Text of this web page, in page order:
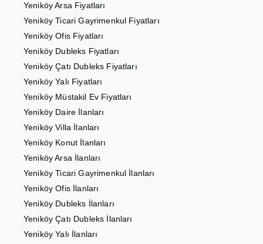
Yeniköy Arsa Fiyatları
Yeniköy Ticari Gayrimenkul Fiyatları
Yeniköy Ofis Fiyatları
Yeniköy Dubleks Fiyatları
Yeniköy Çatı Dubleks Fiyatları
Yeniköy Yalı Fiyatları
Yeniköy Müstakil Ev Fiyatları
Yeniköy Daire İlanları
Yeniköy Villa İlanları
Yeniköy Konut İlanları
Yeniköy Arsa İlanları
Yeniköy Ticari Gayrimenkul İlanları
Yeniköy Ofis İlanları
Yeniköy Dubleks İlanları
Yeniköy Çatı Dubleks İlanları
Yeniköy Yalı İlanları